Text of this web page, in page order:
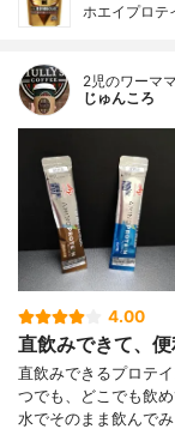
ホエイプロテ
2児のワーママ
じゅんころ
4.00
直飲みできて、便
直飲みできるプロテ
つでも、どこでも飲
水でそのまま飲んで